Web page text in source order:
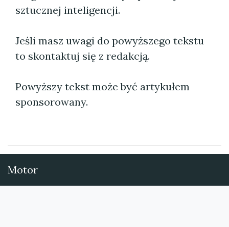
sztucznej inteligencji.
Jeśli masz uwagi do powyższego tekstu
to skontaktuj się z redakcją.
Powyższy tekst może być artykułem
sponsorowany.
Motor